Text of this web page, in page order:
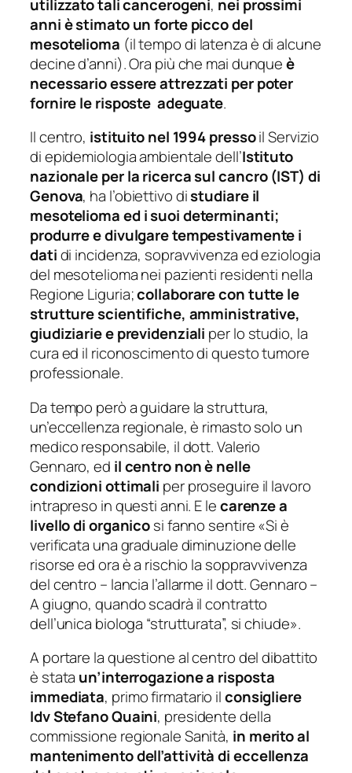
utilizzato tali cancerogeni, nei prossimi
anni è stimato un forte picco del
mesotelioma (il tempo di latenza è di alcune
decine d’anni). Ora più che mai dunqueè
necessario essere attrezzati per poter
fornire le risposte adeguate.
Il centro, istituito nel 1994 pressoil Servizio
di epidemiologia ambientale dell’Istituto
nazionale per la ricerca sul cancro (IST) di
Genova, ha l’obiettivo distudiare il
mesotelioma ed i suoi determinanti;
produrre e divulgare tempestivamente i
datidi incidenza, sopravvivenza ed eziologia
del mesotelioma nei pazienti residenti nella
Regione Liguria;collaborare con tutte le
strutture scientifiche, amministrative,
giudiziarie e previdenziali per lo studio, la
cura ed il riconoscimento di questo tumore
professionale.
Da tempo però a guidare la struttura,
un’eccellenza regionale, è rimasto solo un
medico responsabile, il dott. Valerio
Gennaro, ed il centro non è nelle
condizioni ottimali per proseguire il lavoro
intrapreso in questi anni. E lecarenze a
livello di organicosi fanno sentire«Si è
verificata una graduale diminuzione delle
risorse ed ora è a rischio la soppravvivenza
del centro – lancia l’allarme il dott. Gennaro –
A giugno, quando scadrà il contratto
dell’unica biologa “strutturata”, si chiude».
A portare la questione al centro del dibattito
è stata un’interrogazione a risposta
immediata, primo firmatario ilconsigliere
Idv Stefano Quaini, presidente della
commissione regionale Sanità, in merito al
mantenimento dell’attività di eccellenza